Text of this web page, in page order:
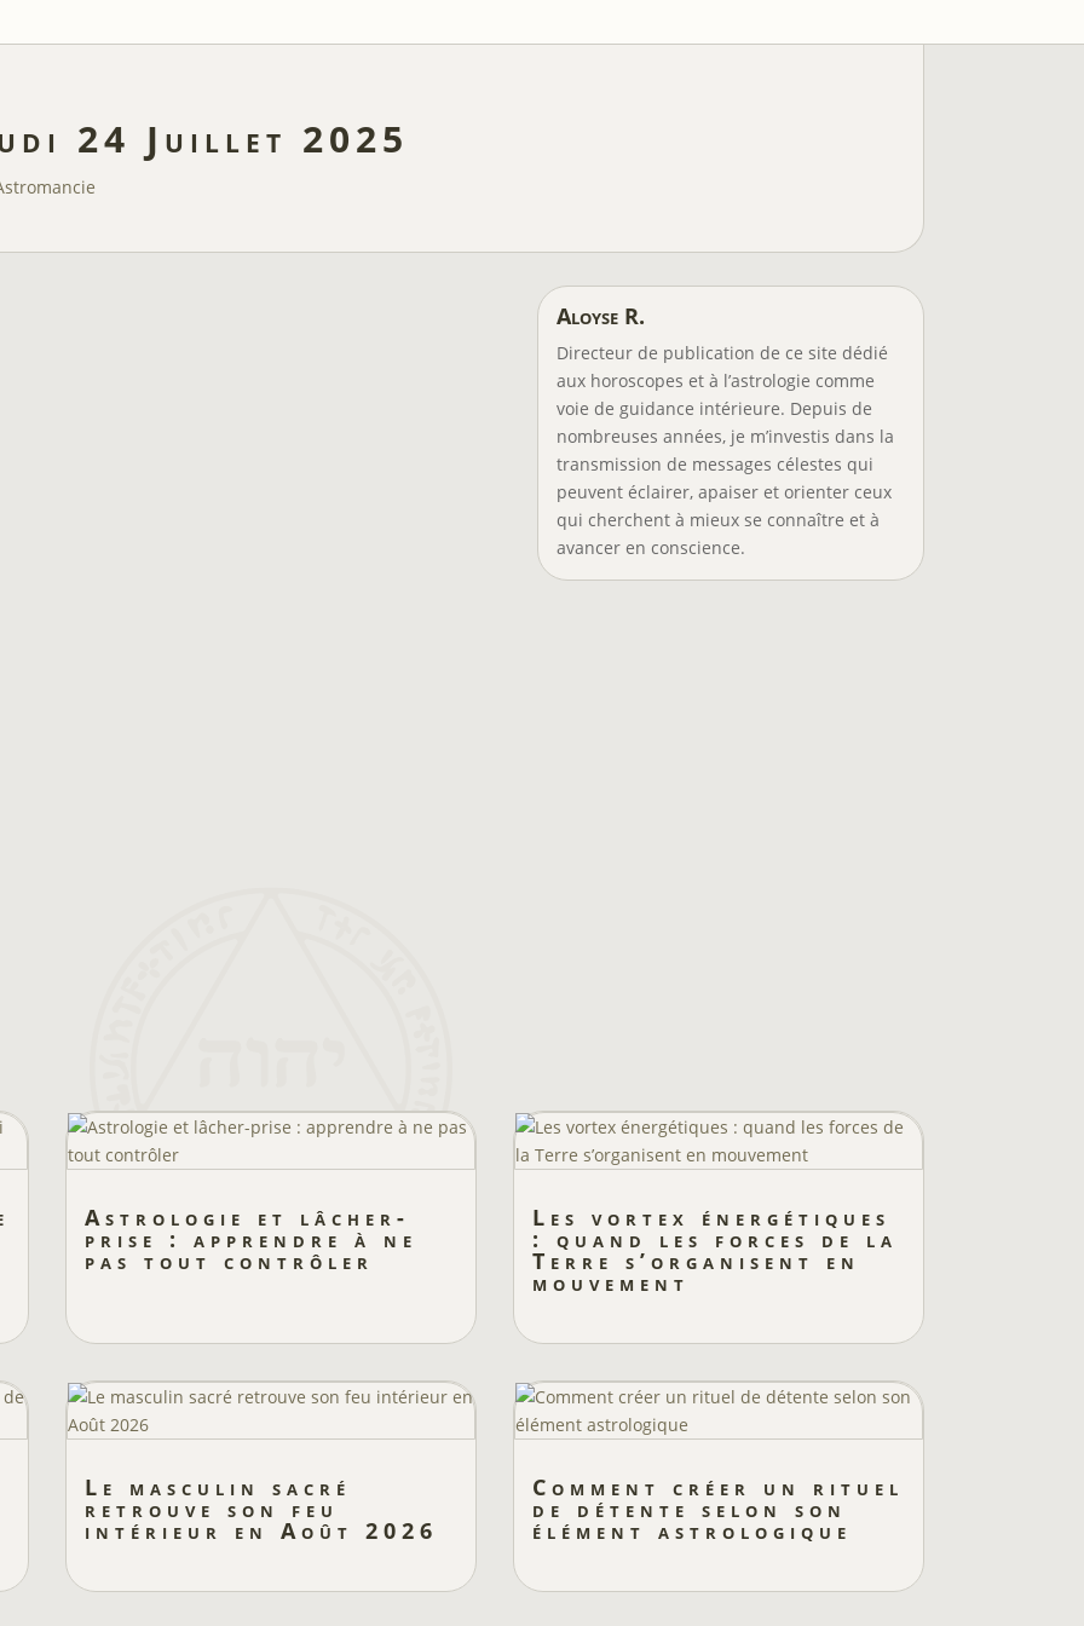
24 Juillet 2025
Aloyse R.
Directeur de publication de ce site dédié
aux horoscopes et à l’astrologie comme
voie de guidance intérieure. Depuis de
nombreuses années, je m’investis dans la
transmission de messages célestes qui
peuvent éclairer, apaiser et orienter ceux
qui cherchent à mieux se connaître et à
avancer en conscience.
Astrologie et lâcher-
prise : apprendre à ne
pas tout contrôler
Les vortex énergétiques
: quand les forces de la
Terre s’organisent en
mouvement
Le masculin sacré
retrouve son feu
intérieur en Août 2026
Comment créer un rituel
de détente selon son
élément astrologique